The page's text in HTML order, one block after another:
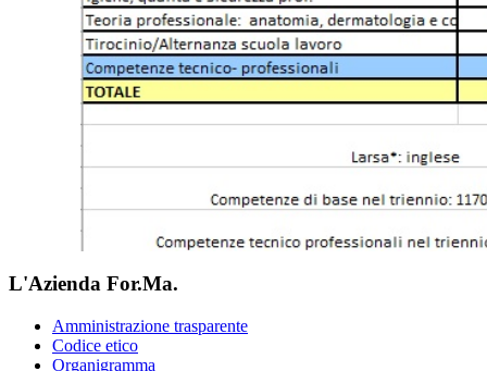
L'Azienda For.Ma.
Amministrazione trasparente
Codice etico
Organigramma